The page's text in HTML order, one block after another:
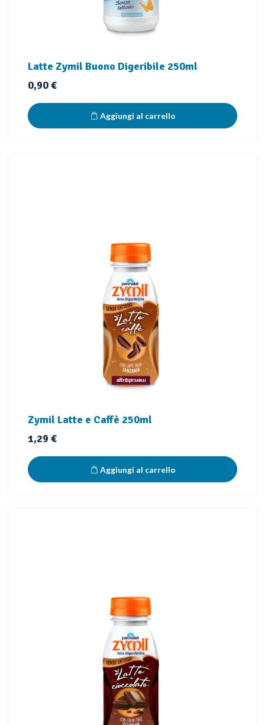
Latte Zymil Buono Digeribile 250ml
Prezzo
0,90 €
Aggiungi al carrello
Zymil Latte e Caffè 250ml
Prezzo
1,29 €
Aggiungi al carrello